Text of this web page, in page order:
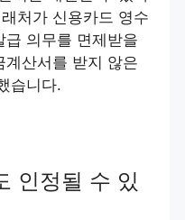
처가 신용카드 영수
의무를 면제받을
산서를 받지 않은
습니다.
인정될 수 있